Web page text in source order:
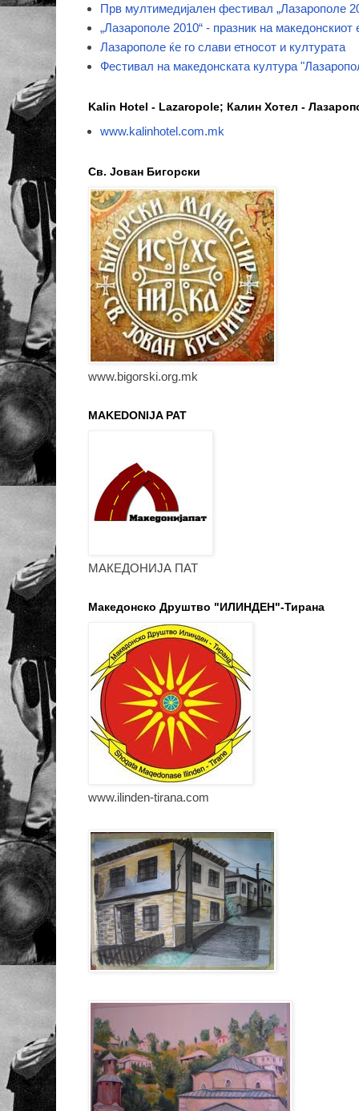
Прв мултимедијален фестивал „Лазарополе
„Лазарополе 2010“ - празник на македонскиот
Лазарополе ќе го слави етносот и културата
Фестивал на македонската култура
Kalin Hotel - Lazaropole; Калин Хотел -
www.kalinhotel.com.mk
Св. Јован Бигорски
www.bigorski.org.mk
MAKEDONIJA PAT
МАКЕДОНИЈА ПАТ
Македонско Друштво "ИЛИНДЕН"-Тирана
www.ilinden-tirana.com